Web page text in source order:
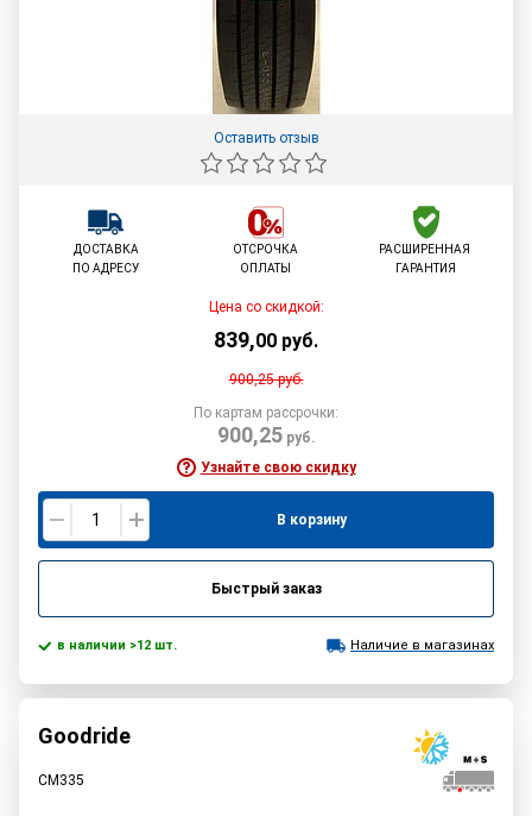
Оставить отзыв
ДОСТАВКА
ПО АДРЕСУ
ОТСРОЧКА
ОПЛАТЫ
РАСШИРЕННАЯ
ГАРАНТИЯ
Цена со скидкой:
839,00 руб.
900,25руб.
По картам рассрочки:
900,25руб.
Узнайте свою скидку
В корзину
Быстрый заказ
в наличии >12 шт. Наличие в магазинах
Goodride
CM335